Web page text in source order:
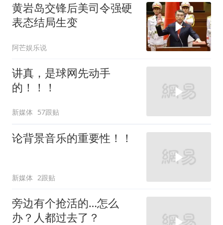
黄岩岛交锋后美司令强硬
表态结局生变
阿芒娱乐说
讲真，是球网先动手
的！！！
新媒体 57跟贴
论背景音乐的重要性！！
新媒体 2跟贴
旁边有个抢活的…怎么
办？人都过去了？